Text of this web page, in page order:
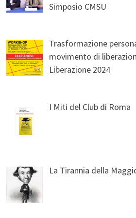
Simposio CMSU
Trasformazione
movimento di
Liberazione 2024
I Miti del Club di Roma
La Tirannia della